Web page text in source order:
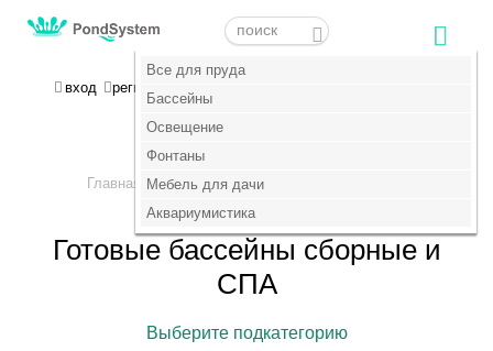
Все для пруда
Бассейны
Освещение
Фонтаны
Мебель для дачи
Аквариумистика
Все для пруда
Бассейны
Освещение
Фонтаны
Мебель для дачи
Аквариумистика
вход регистрация
+7 (495) 647-14-07
Главная > Бассейны > Сборные бассейны и СПА
Готовые бассейны сборные и
СПА
Выберите подкатегорию